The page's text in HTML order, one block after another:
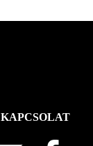
KAPCSOLAT